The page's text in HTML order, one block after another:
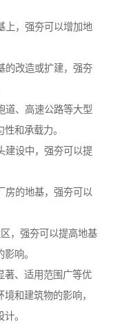
上，强夯可以增加地
的改造或扩建，强夯
道、高速公路等大型
和承载力。
建设中，强夯可以提
房的地基，强夯可以
，强夯可以提高地基
响。
著、适用范围广等优
和建筑物的影响，
。